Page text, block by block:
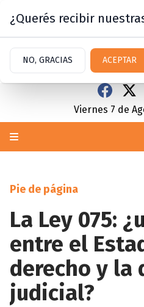
Viernes 7 de
Pie de página
La Ley 075:
entre el
derecho y la
judicial?
¿Querés recibir
NO, GRACIAS ACEPTAR